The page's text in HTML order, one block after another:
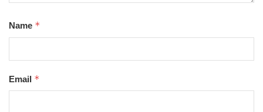
Name *
Email *